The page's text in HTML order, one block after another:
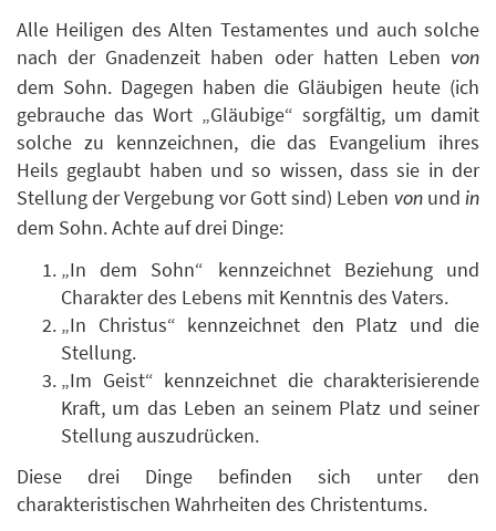
Alle Heiligen des Alten Testamentes und auch solche
nach der Gnadenzeit haben oder hatten Leben von
dem Sohn. Dagegen haben die Gläubigen heute (ich
gebrauche das Wort „Gläubige“ sorgfältig, um damit
solche zu kennzeichnen, die das Evangelium ihres
Heils geglaubt haben und so wissen, dass sie in der
Stellung der Vergebung vor Gott sind) Leben vonundin
dem Sohn. Achte auf drei Dinge:
„In dem Sohn“ kennzeichnet Beziehung und
Charakter des Lebens mit Kenntnis des Vaters.
„In Christus“ kennzeichnet den Platz und die
Stellung.
„Im Geist“ kennzeichnet die charakterisierende
Kraft, um das Leben an seinem Platz und seiner
Stellung auszudrücken.
Diese drei Dinge befinden sich unter den
charakteristischen Wahrheiten des Christentums.